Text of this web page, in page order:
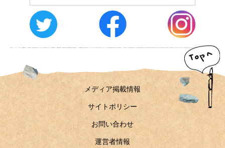
メディア掲載情報
サイトポリシー
お問い合わせ
運営者情報